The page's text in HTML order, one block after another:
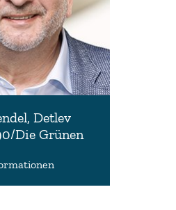
Detlev
Die Grünen
Grünen